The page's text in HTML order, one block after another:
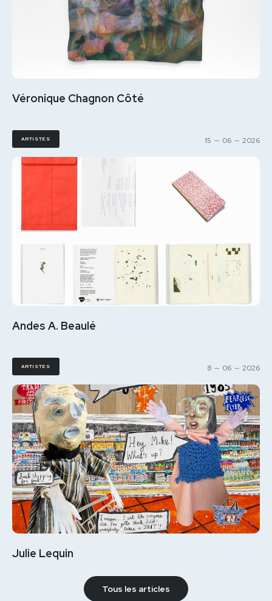
Véronique Chagnon Côté
ARTISTES 15 — 06 — 2026
Andes A. Beaulé
ARTISTES 8 — 06 — 2026
Julie Lequin
Tous les articles